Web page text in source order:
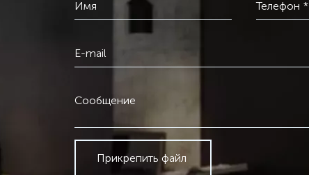
Имя Телефон *
E-mail
Сообщение
Прикрепить файл